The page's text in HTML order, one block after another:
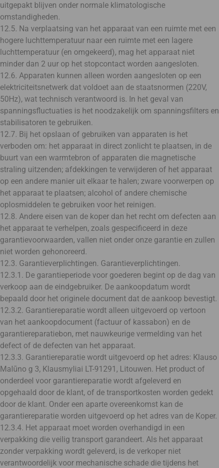
uitgepakt blijven onder normale klimatologische
omstandigheden.
12.5. Na verplaatsing van het apparaat van een ruimte met een
hogere luchttemperatuur naar een ruimte met een lagere
luchttemperatuur (en omgekeerd), mag het apparaat niet
minder dan 2 uur op het stopcontact worden aangesloten.
12.6. Apparaten kunnen alleen worden aangesloten op een
elektriciteitsnetwerk dat voldoet aan de staatsnormen (220V,
50Hz), wat technisch verantwoord is. In het geval van
spanningsfluctuaties is het noodzakelijk om spanningsfilters en
stabilisatoren te gebruiken.
12.7. Bij het opslaan of gebruiken van apparaten is het
verboden om: het apparaat in direct zonlicht te plaatsen, in de
buurt van een warmtebron of apparaten die magnetische
straling uitzenden; afdekkingen te verwijderen of het apparaat
op een andere manier uit elkaar te halen; zware voorwerpen op
het apparaat te plaatsen; alcohol of andere chemische
oplosmiddelen te gebruiken voor het reinigen.
12.8. Andere eisen van de koper dan het recht om defecten aan
het apparaat te verhelpen, zoals gespecificeerd in deze
garantievoorwaarden, vallen niet onder onze garantie en zullen
niet worden gehonoreerd.
12.3. Garantieverplichtingen. Garantieverplichtingen.
12.3.1. De garantieperiode voor goederen begint op de dag van
verkoop aan de eindgebruiker. De aankoopdatum wordt
bepaald door het originele document dat de aankoop bevestigt.
12.3.2. Garantiereparatie wordt alleen uitgevoerd op vertoon
van het aankoopdocument (factuur of kassabon) en de
garantiereparatiebon, met nauwkeurige vermelding van het
defect of de defecten van het apparaat.
12.3.3. Garantiereparatie wordt uitgevoerd op het adres: Klauso
Malūno g 3, Klausmyliai LT-91291, Litouwen. Het product of
onderdeel voor garantiereparatie wordt afgeleverd en
opgehaald door de klant, of de transportkosten worden gedekt
door de klant. Onder een aparte overeenkomst kan de
garantiereparatie worden uitgevoerd op het adres van de Koper.
12.3.4. Het apparaat moet worden overhandigd in een
verpakking die veilig transport garandeert. Als het apparaat
zonder verpakking wordt geleverd, is de verkoper niet
verantwoordelijk voor mechanische schade die tijdens het